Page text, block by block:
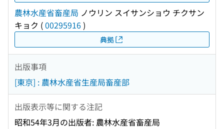
農林水産省畜産局 ノウリン スイサンショウ チクサン
キョク (00295916)
典拠
出版事項
[東京] : 農林水産省生産局畜産部
出版表示等に関する注記
昭和54年3月の出版者: 農林水産省畜産局